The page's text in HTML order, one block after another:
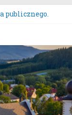
„Miejscowego
w najem,
publicznego